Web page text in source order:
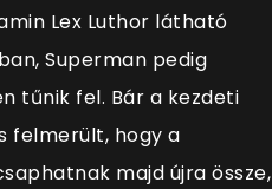
Lex Luthor látható
Superman pedig
tűnik fel. Bár a kezdeti
felmerült, hogy a
majd újra össze,